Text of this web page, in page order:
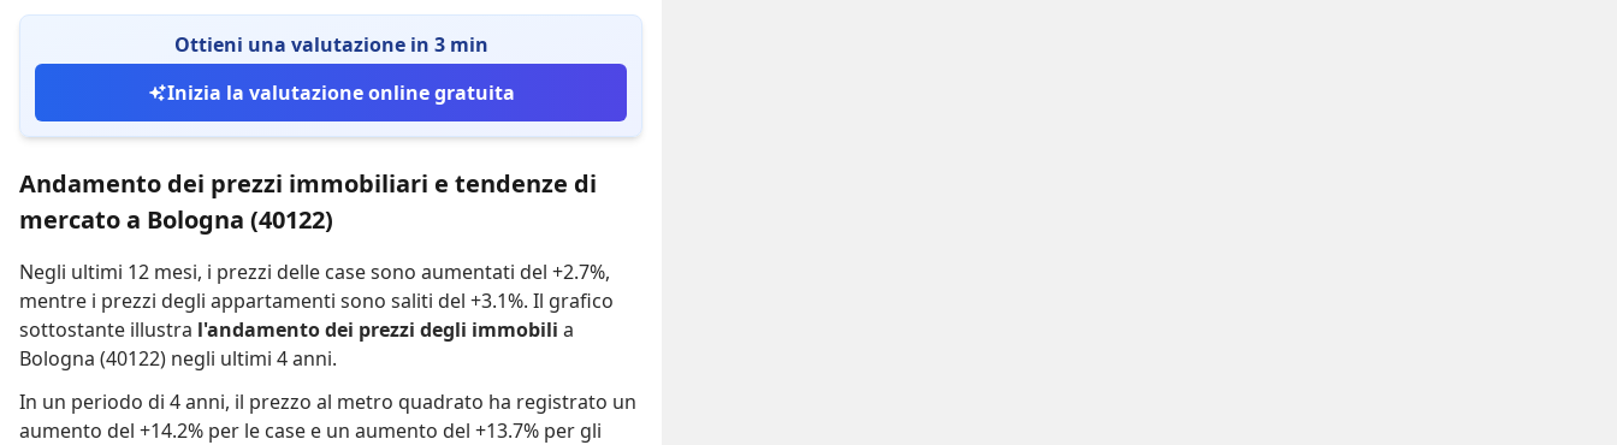
Ottieni una valutazione in 3 min
Inizia la valutazione online gratuita
Andamento dei prezzi immobiliari e tendenze di
mercato a Bologna (40122)
Negli ultimi 12 mesi, i prezzi delle case sono aumentati del +2.7%,
mentre i prezzi degli appartamenti sono saliti del +3.1%. Il grafico
sottostante illustra l'andamento dei prezzi degli immobili a
Bologna (40122) negli ultimi 4 anni.
In un periodo di 4 anni, il prezzo al metro quadrato ha registrato un
aumento del +14.2% per le case e un aumento del +13.7% per gli